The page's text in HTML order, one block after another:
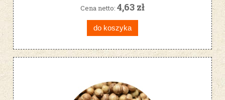
Cena netto: 4,63 zł
do koszyka